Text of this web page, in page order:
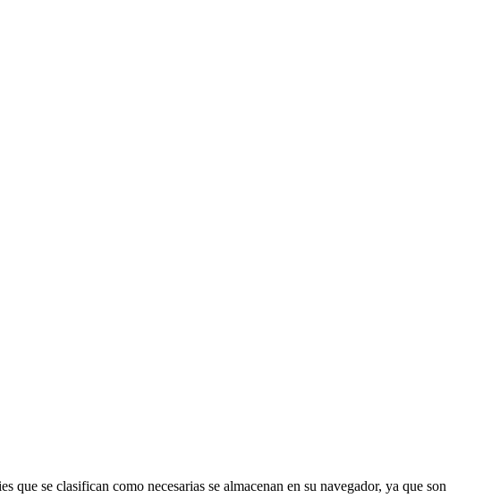
se clasifican como necesarias se almacenan en su navegador, ya que son